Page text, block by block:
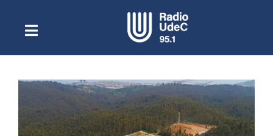
contenidoToggle
NavigationEscuchar Radio UdeC en vivo
Quiénes Somos
Programación
Podcast